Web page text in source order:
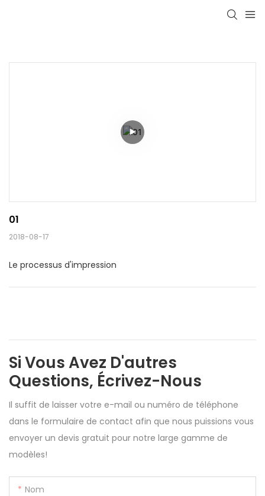
01
2018-08-17
Le processus d'impression
Si Vous Avez D'autres
Questions, Écrivez-Nous
Il suffit de laisser votre e-mail ou numéro de téléphone
dans le formulaire de contact afin que nous puissions vous
envoyer un devis gratuit pour notre large gamme de
modèles!
Nom